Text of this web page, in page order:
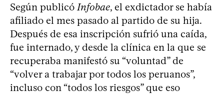
Según publicó Infobae, el exdictador se había
afiliado el mes pasado al partido de su hija.
Después de esa inscripción sufrió una caída,
fue internado, y desde la clínica en la que se
recuperaba manifestó su “voluntad” de
“volver a trabajar por todos los peruanos”,
incluso con “todos los riesgos” que eso